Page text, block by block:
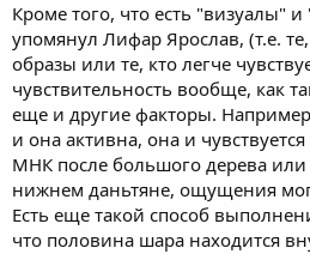
Кроме того, что есть "визуалы" и
упомянул Лифар Ярослав, (т.е.
образы или те, кто легче
чувствительность вообще, как
еще и другие факторы.
и она активна, она и
МНК после большого дерева или
нижнем даньтяне, ощущения
Есть еще такой способ
что половина шара находится